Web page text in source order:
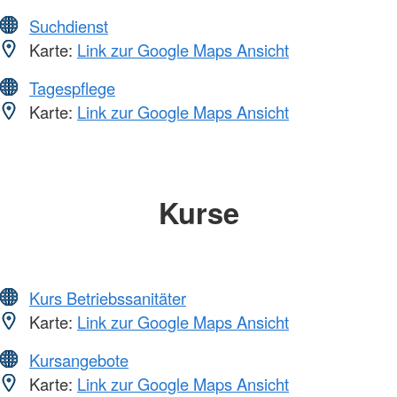
Suchdienst
Karte: Link zur Google Maps Ansicht
Tagespflege
Karte: Link zur Google Maps Ansicht
Kurse
Kurs Betriebssanitäter
Karte: Link zur Google Maps Ansicht
Kursangebote
Karte: Link zur Google Maps Ansicht